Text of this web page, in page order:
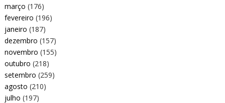
março (176)
fevereiro (196)
janeiro (187)
dezembro (157)
novembro (155)
outubro (218)
setembro (259)
agosto (210)
julho (197)